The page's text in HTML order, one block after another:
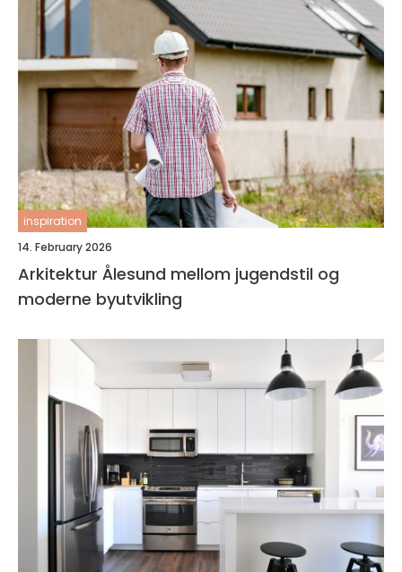
inspiration
14. February 2026
Arkitektur Ålesund mellom jugendstil og
moderne byutvikling